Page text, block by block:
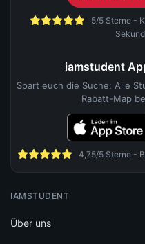
5/5 Sterne -
iamstudent
Spart euch die Suche: Alle
Rabatt-Map
4,75/5 Sterne -
IAMSTUDENT
Über uns